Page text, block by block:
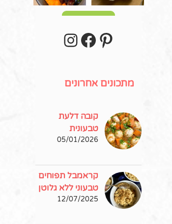
Pinterest
מתכונים אחרונים
קובה דלעת
טבעונית
05/01/2026
קראמבל תפוחים
טבעוני ללא גלוטן
12/07/2025